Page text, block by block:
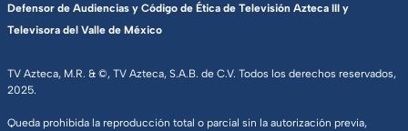
TV Azteca, M.R. & ©, TV Azteca, S.A.B. de C.V. Todos los derechos reservados,
2025.
Queda prohibida la reproducción total o parcial sin la autorización previa,
Defensor de Audiencias y Código de Ética de Televisión Azteca III y
Televisora del Valle de México